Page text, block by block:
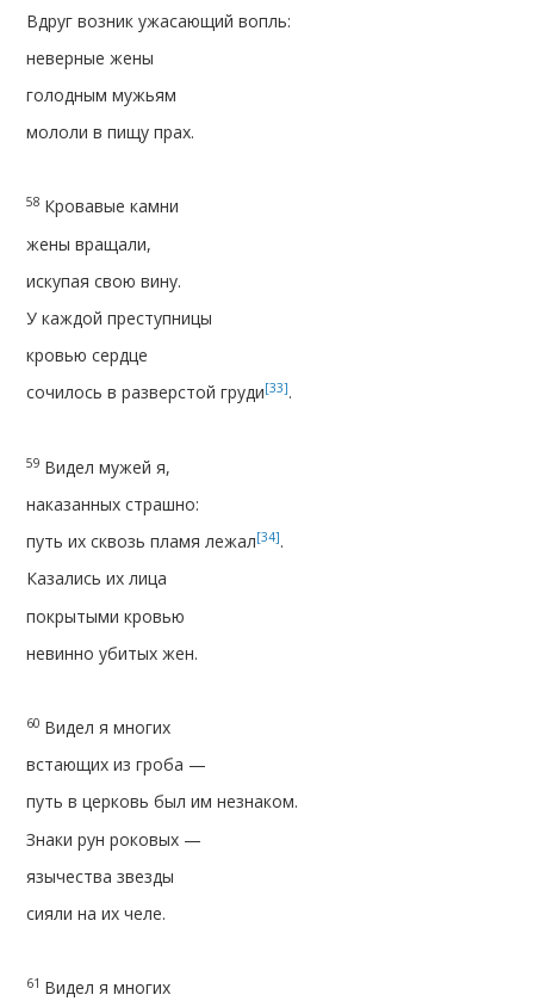
Вдруг возник ужасающий вопль:
неверные жены
голодным мужьям
мололи в пищу прах.
58 Кровавые камни
жены вращали,
искупая свою вину.
У каждой преступницы
кровью сердце
сочилось в разверстой груди[33].
59 Видел мужей я,
наказанных страшно:
путь их сквозь пламя лежал[34].
Казались их лица
покрытыми кровью
невинно убитых жен.
60 Видел я многих
встающих из гроба —
путь в церковь был им незнаком.
Знаки рун роковых —
язычества звезды
сияли на их челе.
61 Видел я многих